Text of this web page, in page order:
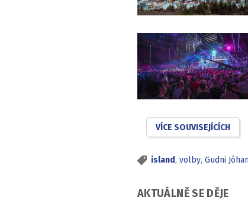
VÍCE SOUVISEJÍCÍCH
island, volby, Gudni
AKTUÁLNĚ SE DĚJE